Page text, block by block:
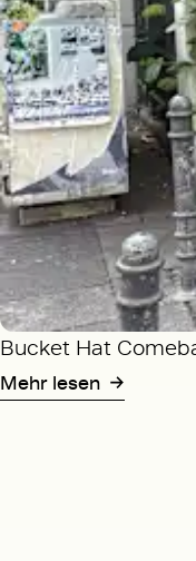
Bucket Hat
Mehr lesen